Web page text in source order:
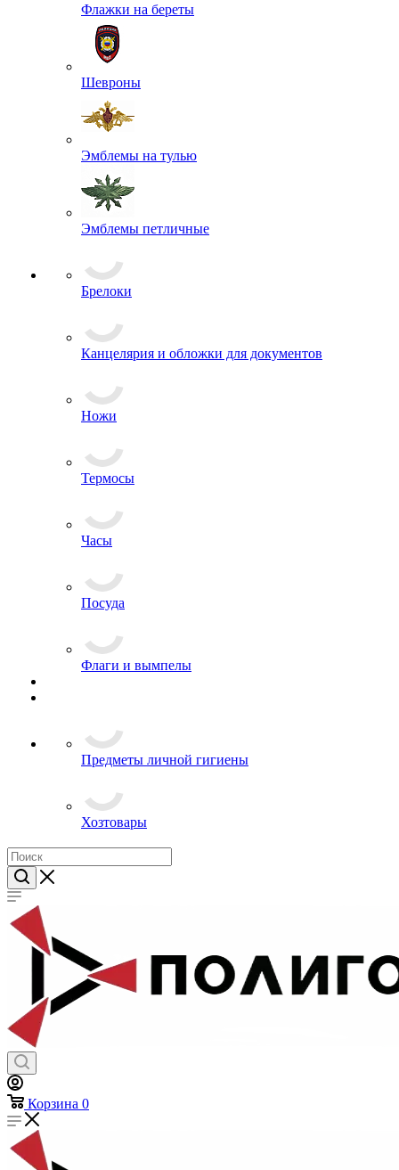
Пуговицы
Флажки на береты
Шевроны
Эмблемы на тулью
Эмблемы петличные
Брелоки
Ножи
Часы
Флаги и вымпелы
Предметы личной гигиены